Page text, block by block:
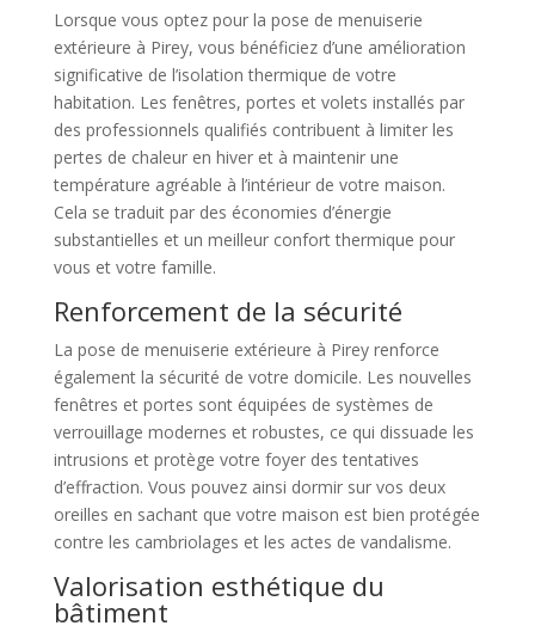
Lorsque vous optez pour la pose de menuiserie
extérieure à Pirey, vous bénéficiez d’une amélioration
significative de l’isolation thermique de votre
habitation. Les fenêtres, portes et volets installés par
des professionnels qualifiés contribuent à limiter les
pertes de chaleur en hiver et à maintenir une
température agréable à l’intérieur de votre maison.
Cela se traduit par des économies d’énergie
substantielles et un meilleur confort thermique pour
vous et votre famille.
Renforcement de la sécurité
La pose de menuiserie extérieure à Pirey renforce
également la sécurité de votre domicile. Les nouvelles
fenêtres et portes sont équipées de systèmes de
verrouillage modernes et robustes, ce qui dissuade les
intrusions et protège votre foyer des tentatives
d’effraction. Vous pouvez ainsi dormir sur vos deux
oreilles en sachant que votre maison est bien protégée
contre les cambriolages et les actes de vandalisme.
Valorisation esthétique du
bâtiment